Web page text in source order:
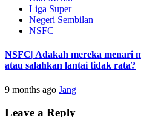
Liga Super
Negeri Sembilan
NSFC
NSFC| Adakah mereka menari
atau salahkan lantai tidak rata?
9 months ago Jang
Leave a Reply